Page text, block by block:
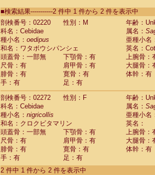
CebidaeSaguinus labiatus(0)
Cebidae Saguinus leucopus (0)
Cebidae
Cebidae
CebidaeSaguinus nigricollis (1)
Cebidae Saguinus oedipus
Cebidae Saguinus weddelli
Cebidae Saguinusspp.
Cebidae Aotus trivirgatus
Cebidae Cebus albifrons
Cebidae
CebidaeCebus capucinus
CebidaeCebus nigrivittatus
Cebidae Cebusspp.(0)
Cebidae Saimiri boliviensis
Cebidae Saimiri sciureus
Atelidae Alouatta caraya
AtelidaeAlouatta fusca
■検索結果-----------2 件中 1 件から 2 件を表示中
剖検番号：02220
性別：M
年齢：
科名：Cebidae
属名：
種小名： oedipus
亜種小名
和名：ワタボウシパンシェ
英名：
頭蓋骨：一部無
下顎骨：有
上腕骨：
尺骨：有
肩甲骨：有
大腿骨：
腓骨：有
寛骨：有
体幹：有
手：有
足：有
剖検番号：02272
性別：F
年齢：
科名：Cebidae
属名：
種小名： nigricollis
亜種小名
和名：クロクビタマリン
英名：
頭蓋骨：一部無
下顎骨：有
上腕骨：
尺骨：有
肩甲骨：有
大腿骨：
腓骨：有
寛骨：有
体幹：有
手：有
足：有
2 件中 1 件から 2 件を表示中